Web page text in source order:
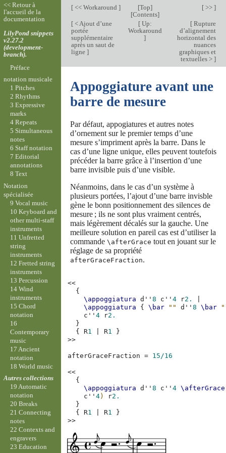
[<< Workaround ] [Top]
[Contents]
[ >> ]
[< Ajout d’une
portée
supplémentaire
après un saut de
ligne ]
[Up:
Workaround
]
[Rupture
d’alignement
horizontal des
nuances
graphiques et
textuelles > ]
Appoggiature avant une
barre de mesure
Par défaut, appogiatures et autres notes
d’ornement sur le premier temps d’une
mesure s’impriment après la barre. Dans le
cas d’une ligne unique, elles peuvent toutefois
précéder la barre grâce à l’insertion d’une
barre invisible puis d’une visible.
Néanmoins, dans le cas d’un système à
plusieurs portées, l’ajout d’une barre invisble
gène le bonn positionnement des silences de
mesure ; ils ne sont plus vraiment centrés,
mais légèrement décalés sur la gauche. Une
meilleure solution en pareil cas est d’utiliser la
commande \afterGrace tout en jouant sur le
réglage de sa propriété
afterGraceFraction.
<<
{
\appoggiatura
d''8 c''4 r2.
\appoggiatura
{ \bar "" d''8 \bar
c''4 r2.
}
{
R1 R1
}
>>
afterGraceFraction = 15/16
<<
{
\appoggiatura
d''8 c''4 \afterGrace
c''4) r2.
}
{
R1 R1
}
>>
<< Retour à
l'accueil de la
documentation
LilyPond snippets
v2.27.2
(development-
branch).
Préface
notation musicale
1 Pitches
2 Rhythms
3 Expressive
marks
4 Repeats
5 Simultaneous
notes
6 Staff notation
7 Editorial
annotations
8 Text
Notation
spécialisée
9 Vocal music
10 Keyboard and
other multi-staff
instruments
11 Unfretted
string
instruments
12 Fretted string
instruments
13 Percussion
14 Wind
instruments
15 Chord
notation
16
Contemporary
music
17 Ancient
notation
18 World music
Autres collections
19 Automatic
notation
20 Breaks
21 Connecting
notes
22 Contexts and
engravers
23 Education